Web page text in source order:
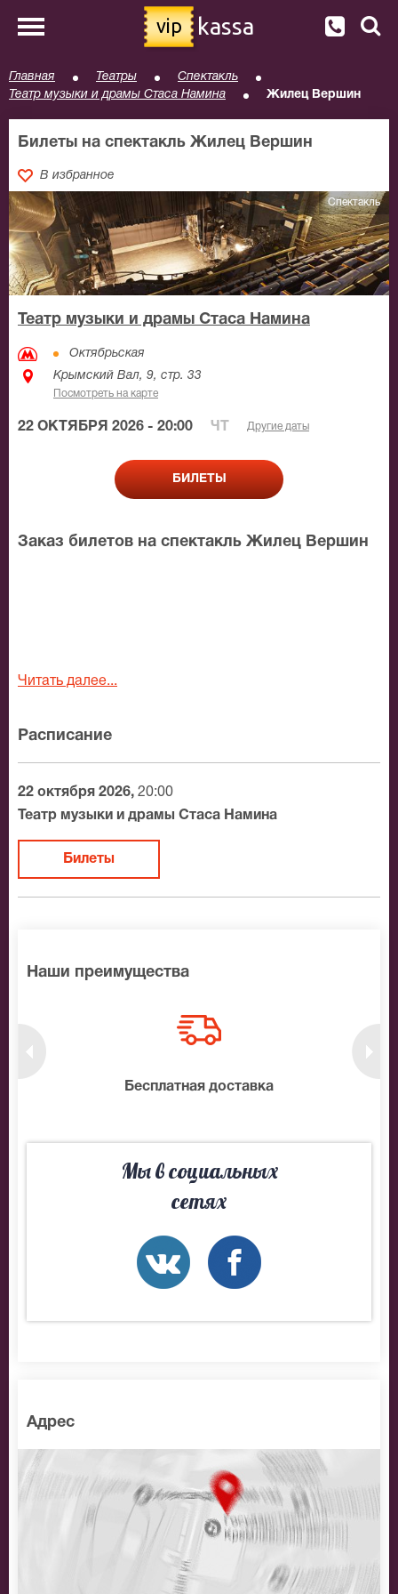
vip kassa
Главная Театры
Спектакль
Театр музыки и драмы Стаса Намина
Жилец Вершин
Билеты на спектакль Жилец Вершин
В избранное
Спектакль
Театр музыки и драмы Стаса Намина
Октябрьская
Крымский Вал, 9, стр. 33
Посмотреть на карте
22 ОКТЯБРЯ 2026 - 20:00 ЧТ Другие даты
БИЛЕТЫ
Заказ билетов на спектакль Жилец Вершин
Читать далее...
Расписание
22 октября 2026, 20:00
Театр музыки и драмы Стаса Намина
Билеты
Наши преимущества
Бесплатная доставка
Мы в социальных
сетях
Адрес